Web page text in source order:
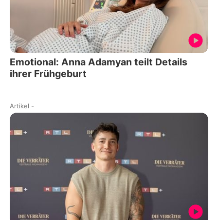
Emotional: Anna Adamyan teilt Details
ihrer Frühgeburt
Artikel -